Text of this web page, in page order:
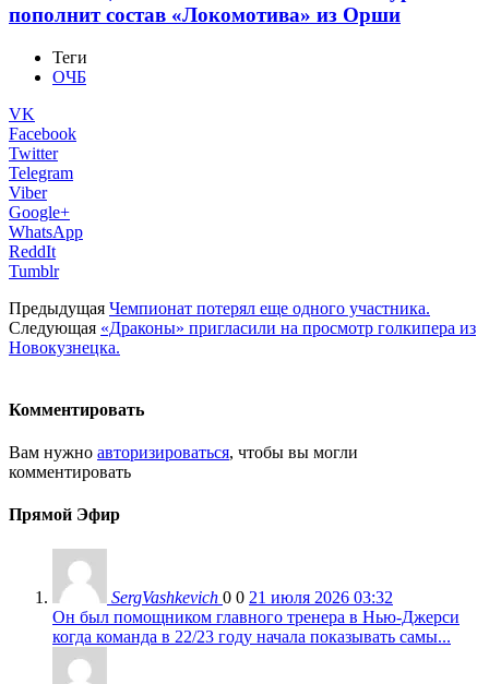
пополнит состав «Локомотива» из Орши
Теги
ОЧБ
VK
Facebook
Twitter
Telegram
Viber
Google+
WhatsApp
ReddIt
Tumblr
Предыдущая Чемпионат потерял еще одного участника.
Следующая «Драконы» пригласили на просмотр голкипера из
Новокузнецка.
Комментировать
Вам нужно авторизироваться, чтобы вы могли
комментировать
Прямой Эфир
SergVashkevich 0 0 21 июля 2026 03:32
Он был помощником главного тренера в Нью-Джерси
когда команда в 22/23 году начала показывать самы...